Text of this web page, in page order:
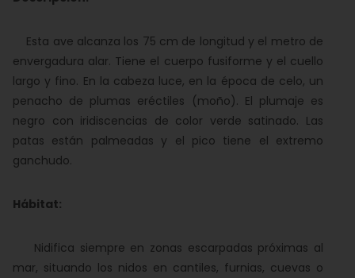
Esta ave alcanza los 75 cm de longitud y el metro de
envergadura alar. Tiene el cuerpo fusiforme y el cuello
largo y fino. En la cabeza luce, en la época de celo, un
penacho de plumas eréctiles (moño). El plumaje es
negro con iridiscencias de color verde satinado. Las
patas están palmeadas y el pico tiene el extremo
ganchudo.
Hábitat:
Nidifica siempre en zonas escarpadas próximas al
mar, situando los nidos en cantiles, furnias, cuevas o